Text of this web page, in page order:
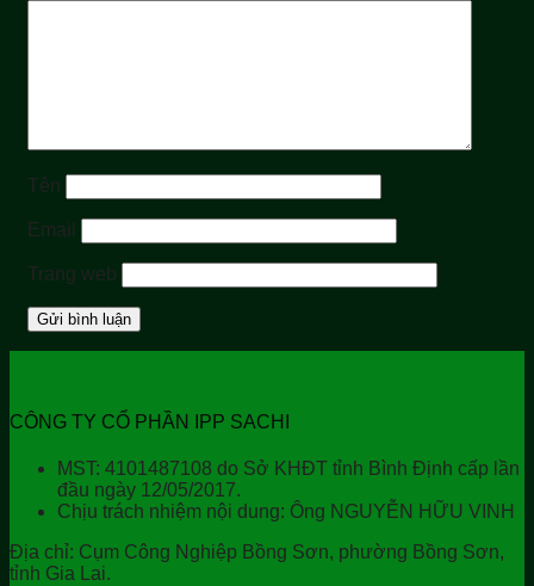
Tên
Email
Trang web
CÔNG TY CỔ PHẦN IPP SACHI
MST: 4101487108 do Sở KHĐT tỉnh Bình Định cấp lần
đầu ngày 12/05/2017.
Chịu trách nhiệm nội dung: Ông NGUYỄN HỮU VINH
Địa chỉ: Cụm Công Nghiệp Bồng Sơn, phường Bồng Sơn,
tỉnh Gia Lai.